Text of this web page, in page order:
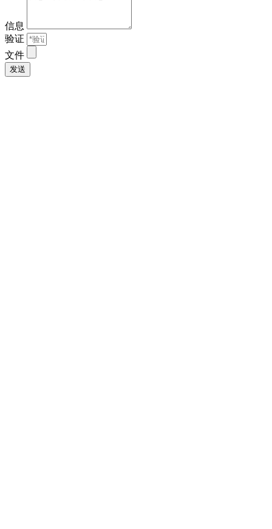
信息
验证
文件
发送